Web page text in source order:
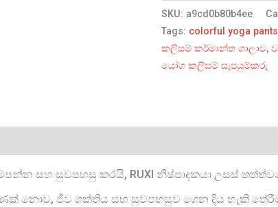
SKU: a9cd0b80b4ee
Tags: colorful yoga pants
කලිසම් කර්මාන්ත ශාලාව,
යෝග කලිසම් සැපයුම්කරු
සහ සුවපහසු කරයි, RUXI නිෂ්පාදකයා උසස්
නොව, ජීව ශක්තිය සහ සුවපහසුව ගෙන දිය හැකි